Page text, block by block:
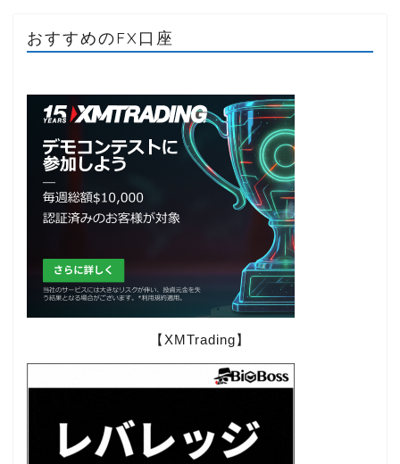
おすすめのFX口座
【XMTrading】